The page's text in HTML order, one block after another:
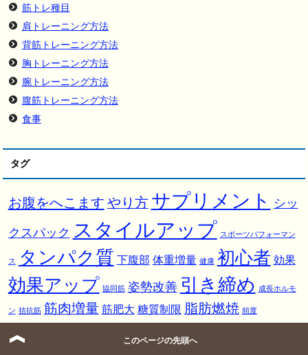
筋トレ種目
肩トレーニング方法
背筋トレーニング方法
胸トレーニング方法
腕トレーニング方法
腹筋トレーニング方法
食事
タグ
お腹をへこます やり方 サプリメント シッ
クスパック スタイルアップ スポーツパフォーマン
ス タンパク質 下腹部 体重増量 健康 初心者 効果
効果アップ 協同筋 姿勢改善 引き締め 成長ホルモ
ン 拮抗筋 筋肉増量 筋肥大 糖質制限 脂肪燃焼 頻度
このページの先頭へ